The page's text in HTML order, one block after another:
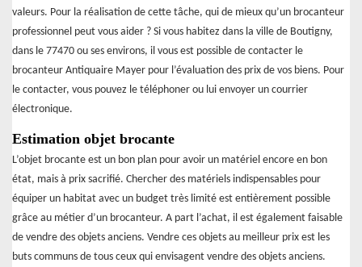
valeurs. Pour la réalisation de cette tâche, qui de mieux qu’un brocanteur
professionnel peut vous aider ? Si vous habitez dans la ville de Boutigny,
dans le 77470 ou ses environs, il vous est possible de contacter le
brocanteur Antiquaire Mayer pour l’évaluation des prix de vos biens. Pour
le contacter, vous pouvez le téléphoner ou lui envoyer un courrier
électronique.
Estimation objet brocante
L’objet brocante est un bon plan pour avoir un matériel encore en bon
état, mais à prix sacrifié. Chercher des matériels indispensables pour
équiper un habitat avec un budget très limité est entièrement possible
grâce au métier d’un brocanteur. A part l’achat, il est également faisable
de vendre des objets anciens. Vendre ces objets au meilleur prix est les
buts communs de tous ceux qui envisagent vendre des objets anciens.